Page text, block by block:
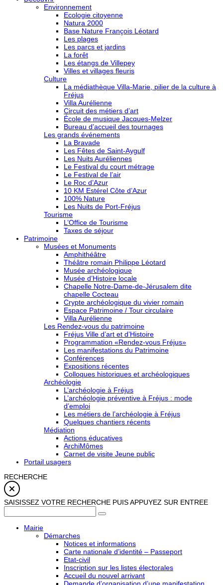
Environnement
Ecologie citoyenne
Natura 2000
Base Nature François Léotard
Les plages
Les parcs et jardins
La forêt
Les étangs de Villepey
Villes et villages fleuris
Culture
La médiathèque Villa-Marie, pilier de la culture à
Fréjus
Villa Aurélienne
Circuit des métiers d’art
École de musique Jacques-Melzer
Bureau d’accueil des tournages
Les grands événements
La Bravade
Les Fêtes de Saint-Aygulf
Les Nuits Auréliennes
Le Festival du court métrage
Le Festival de l’air
Le Roc d’Azur
10 KM Estérel Côte d’Azur
100% Nature
Les Nuits de Port-Fréjus
Tourisme
L’Office de Tourisme
Taxes de séjour
Patrimoine
Musées et Monuments
Amphithéâtre
Théâtre romain Philippe Léotard
Musée archéologique
Musée d’Histoire locale
Chapelle Notre-Dame-de-Jérusalem dite
chapelle Cocteau
Crypte archéologique du vivier romain
Espace Patrimoine / Tour circulaire
Villa Aurélienne
Les Rendez-vous du patrimoine
Fréjus Ville d’art et d’Histoire
Programmation «Rendez-vous Fréjus»
Les manifestations du Patrimoine
Conférences
Expositions récentes
Colloques historiques et archéologiques
Archéologie
L’archéologie à Fréjus
L’archéologie préventive à Fréjus : mode
d’emploi
Les métiers de l’archéologie à Fréjus
Quelques chantiers récents
Médiation
Actions éducatives
ArchiMômes
Carnet de visite Jeune public
Portail usagers
RECHERCHE
SAISISSEZ VOTRE RECHERCHE PUIS APPUYEZ SUR ENTREE
Mairie
Démarches
Notices et informations
Carte nationale d’identité – Passeport
Etat-civil
Inscription sur les listes électorales
Accueil du nouvel arrivant